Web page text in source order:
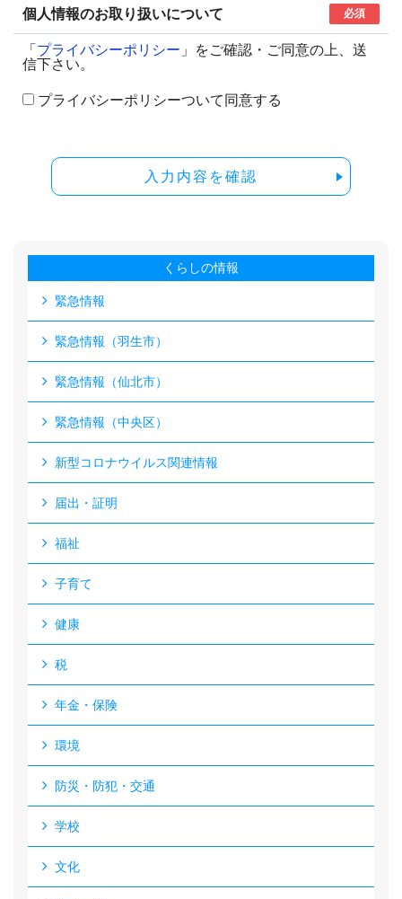
個人情報のお取り扱いについて 必須
「 プライバシーポリシー 」をご確認・ご同意の上、送
信下さい。
プライバシーポリシーついて同意する
入力内容を確認
くらしの情報
緊急情報
緊急情報（羽生市）
緊急情報（仙北市）
緊急情報（中央区）
新型コロナウイルス関連情報
届出・証明
福祉
子育て
健康
税
年金・保険
環境
防災・防犯・交通
学校
文化